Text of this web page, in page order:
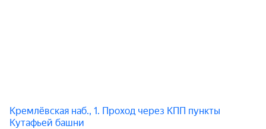
Кремлёвская наб., 1. Проход через КПП пункты
Кутафьей башни